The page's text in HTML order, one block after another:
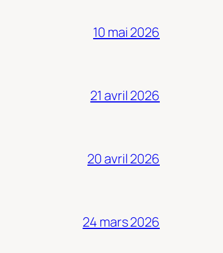
10 mai 2026
21 avril 2026
20 avril 2026
24 mars 2026